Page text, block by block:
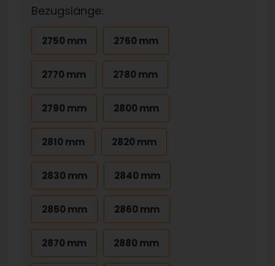
Bezugslänge:
2750 mm 2760 mm
2770 mm 2780 mm
2790 mm 2800 mm
2810 mm 2820 mm
2830 mm 2840 mm
2850 mm 2860 mm
2870 mm 2880 mm